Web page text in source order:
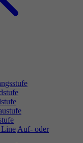
Line Auf- oder